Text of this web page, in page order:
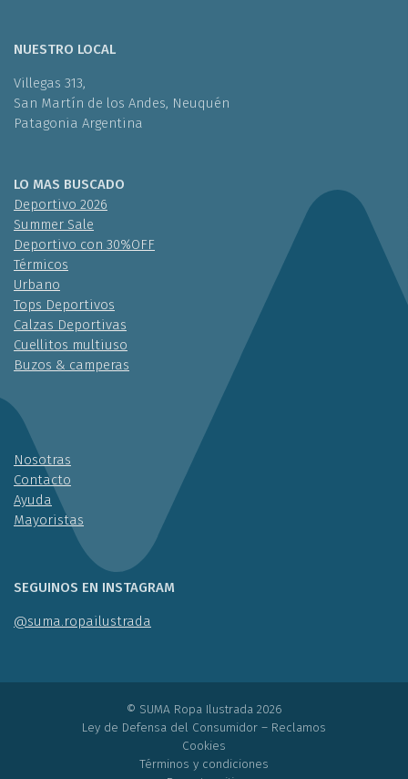
NUESTRO LOCAL
Villegas 313,
San Martín de los Andes, Neuquén
Patagonia Argentina
LO MAS BUSCADO
Deportivo 2026
Summer Sale
Deportivo con 30%OFF
Térmicos
Urbano
Tops Deportivos
Calzas Deportivas
Cuellitos multiuso
Buzos & camperas
Nosotras
Contacto
Ayuda
Mayoristas
SEGUINOS EN INSTAGRAM
@suma.ropailustrada
© SUMA Ropa Ilustrada 2026
Ley de Defensa del Consumidor – Reclamos
Cookies
Términos y condiciones